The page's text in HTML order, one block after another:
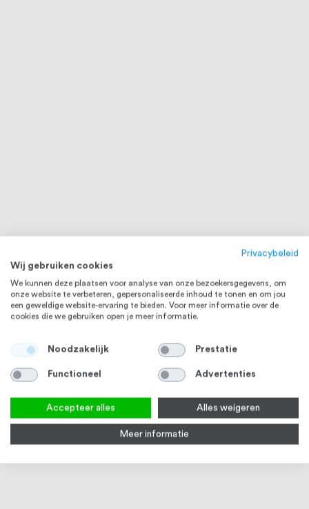
Privacybeleid
Wij gebruiken cookies
We kunnen deze plaatsen voor analyse van onze bezoekersgegevens, om
onze website te verbeteren, gepersonaliseerde inhoud te tonen en om jou
een geweldige website-ervaring te bieden. Voor meer informatie over de
cookies die we gebruiken open je meer informatie.
Noodzakelijk Prestatie
Functioneel Advertenties
Accepteer alles Alles weigeren
Meer informatie